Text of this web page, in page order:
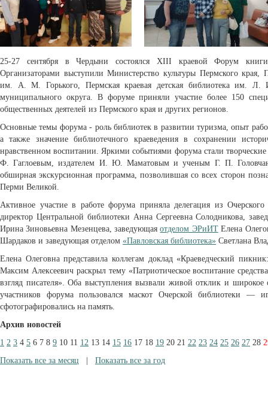
25-27 сентября в Чердыни состоялся XIII краевой Форум
Организаторами выступили Министерство культуры Пермского края,
им. А. М. Горького, Пермская краевая детская библиотека им. Л.
муниципального округа. В форуме приняли участие более 150
общественных деятелей из Пермского края и других регионов.
Основные темы форума - роль библиотек в развитии туризма, опыт
а также значение библиотечного краеведения в сохранении
нравственном воспитании. Яркими событиями форума стали
Ф. Гаглоевым, издателем И. Ю. Маматовым и ученым Г. П.
обширная экскурсионная программа, позволившая со всех сторон
Перми Великой.
Активное участие в работе форума приняла делегация из
директор Центральной библиотеки Анна Сергеевна Солодникова,
Ирина Зиновьевна Мезенцева, заведующаяотделом ЭРиИТЕлена
Шардаков и заведующая отделом «Павловская библиотека» Светлана
Елена Олеговна представила коллегам доклад «Краеведческий
Максим Алексеевич раскрыл тему «Патриотическое воспитание
взгляд писателя». Оба выступления вызвали живой отклик и
участников форума пользовался маскот Очерской библиотеки —
сфотографировались на память.
Архив новостей
1 2 3 4 5 6 7 8 9 10 11 12 13 14 15 16 17 18 19 20 21 22 23 24 25 26 27 28
Показать все за месяц
Показать все за год